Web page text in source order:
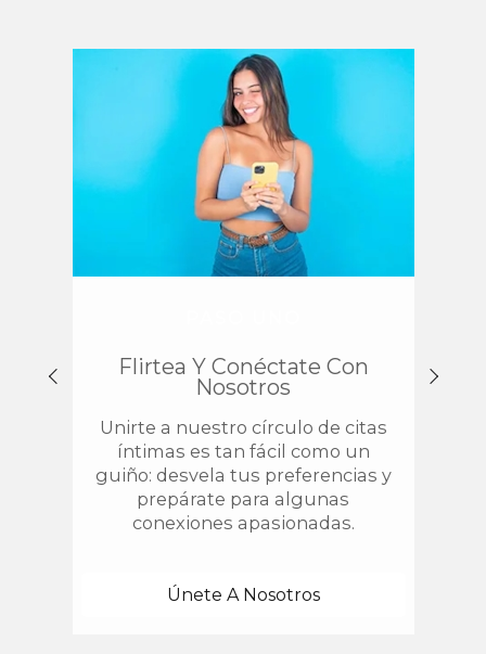
Flirtea Y Conéctate Con
Nosotros
Unirte a nuestro círculo de citas
íntimas es tan fácil como un
guiño: desvela tus preferencias y
prepárate para algunas
conexiones apasionadas.
Únete A Nosotros